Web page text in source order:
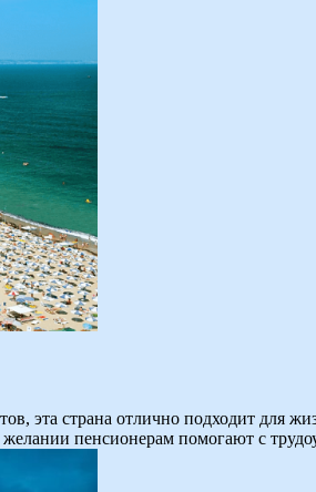
эта страна отлично подходит для
пенсионерам помогают с